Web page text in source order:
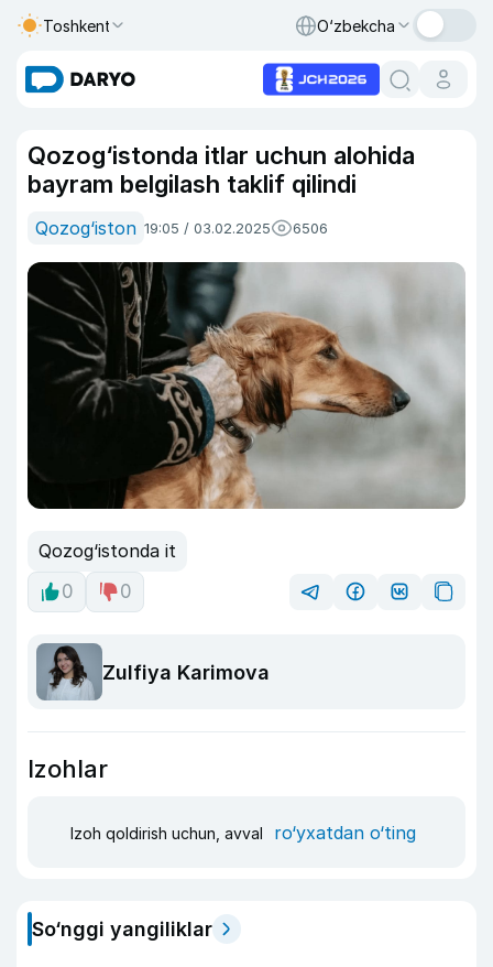
Toshkent O‘zbekcha
Qozog‘istonda itlar uchun alohida
bayram belgilash taklif qilindi
Qozog‘iston 19:05 / 03.02.2025 6506
Qozog‘istonda it
0
0
Zulfiya Karimova
Izohlar
Izoh qoldirish uchun, avval ro‘yxatdan o‘ting
So‘nggi yangiliklar